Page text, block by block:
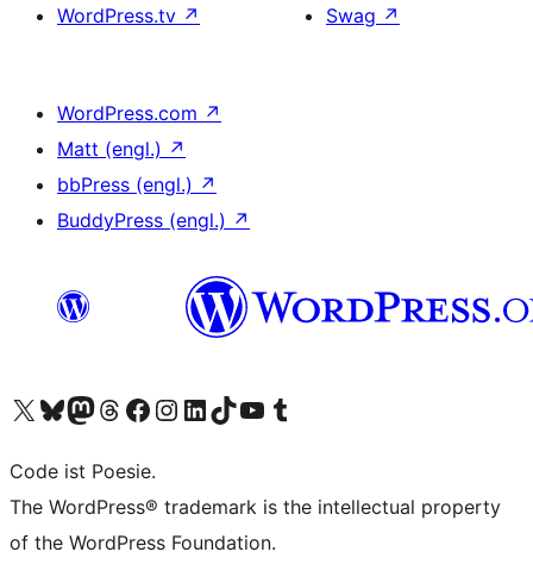
WordPress.tv ↗
Swag ↗
WordPress.com ↗
Matt (engl.) ↗
bbPress (engl.) ↗
BuddyPress (engl.) ↗
Unser X-Konto (früher Twitter) besuchen
Unser Bluesky-Konto besuchen
Unser Mastodon-Konto besuchen
Unser Threads-Konto besuchen
Unsere Facebook-Seite besuchen
Unser Instagram-Konto besuchen
Unser LinkedIn-Konto besuchen
Unser TikTok-Konto besuchen
Unseren YouTube-Kanal besuchen
Unser Tumblr-Konto besuchen
Code ist Poesie.
The WordPress® trademark is the intellectual property
of the WordPress Foundation.